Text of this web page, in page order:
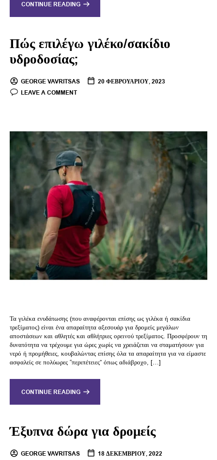
CONTINUE READING
Πώς επιλέγω γιλέκο/σακίδιο
υδροδοσίας;
GEORGE VAVRITSAS
20 ΦΕΒΡΟΥΑΡΊΟΥ, 2023
LEAVE A COMMENT
Τα γιλέκα ενυδάτωσης (που αναφέρονται επίσης ως γιλέκα ή σακίδια
τρεξίματος) είναι ένα απαραίτητα αξεσουάρ για δρομείς μεγάλων
αποστάσεων και αθλητές και αθλήτριες ορεινού τρεξίματος. Προσφέρουν τη
δυνατότητα να τρέχουμε για ώρες χωρίς να χρειάζεται να σταματήσουν για
νερό ή προμήθειες, κουβαλώντας επίσης όλα τα απαραίτητα για να είμαστε
ασφαλείς σε πολύωρες “περιπέτειες” όπως αδιάβροχο, […]
CONTINUE READING
Έξυπνα δώρα για δρομείς
GEORGE VAVRITSAS
18 ΔΕΚΕΜΒΡΊΟΥ, 2022